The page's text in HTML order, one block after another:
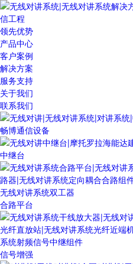
领先优势
产品中心
客户案例
解决方案
服务支持
关于我们
联系我们
畅博通信设备
中继台
合路平台
信号增强